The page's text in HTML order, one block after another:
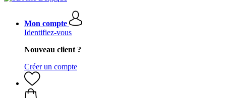
Mon compte
Identifiez-vous
Nouveau client ?
Créer un compte